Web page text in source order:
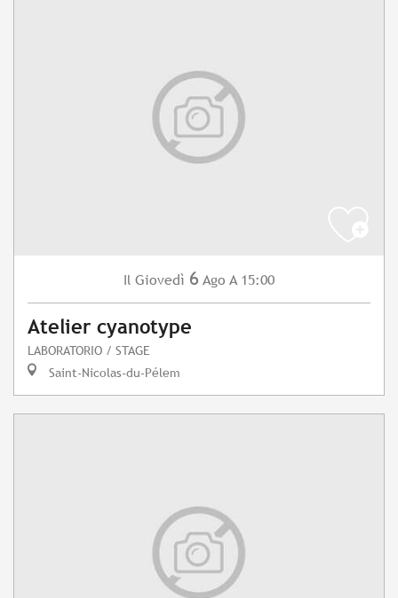
Il Giovedì 6 Ago A 15:00
Atelier cyanotype
LABORATORIO / STAGE
Saint-Nicolas-du-Pélem